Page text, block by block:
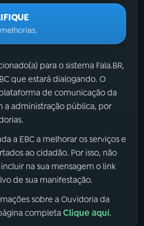
para o sistema Fala.BR,
que estará dialogando. O
de comunicação da
a administração pública, por
a EBC a melhorar os serviços e
ao cidadão. Por isso, não
na sua mensagem o link
de sua manifestação.
sobre a Ouvidoria da
completa Clique aqui.